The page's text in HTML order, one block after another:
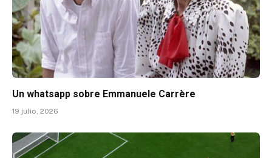
Un whatsapp sobre Emmanuele Carrère
19 julio, 2026